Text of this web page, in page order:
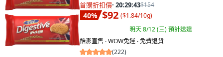
首購折扣價· 20:29:41$154
40% $92 ($1.84/10g)
明天 8/12 (三)預計送達
酷澎直售 ∙ WOW免運 ∙ 免費退貨
(222)